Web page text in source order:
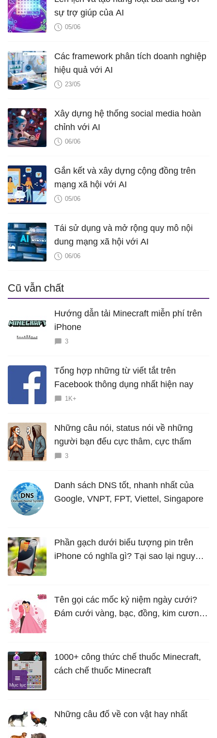
sự trợ giúp của AI
05/06
Các framework phân tích doanh nghiệp
hiệu quả với AI
23/05
Xây dựng hệ thống social media hoàn
chỉnh với AI
06/06
Gắn kết và xây dựng cộng đồng trên
mạng xã hội với AI
05/06
Tái sử dụng và mở rộng quy mô nội
dung mạng xã hội với AI
06/06
Cũ vẫn chất
Hướng dẫn tải Minecraft miễn phí trên
iPhone
3
Tổng hợp những từ viết tắt trên
Facebook thông dụng nhất hiện nay
1K+
Những câu nói, status nói về những
người bạn đểu cực thâm, cực thấm
3
Danh sách DNS tốt, nhanh nhất của
Google, VNPT, FPT, Viettel, Singapore
Phần gạch dưới biểu tượng pin trên
iPhone có nghĩa gì? Tại sao lại nguy
Tên gọi các mốc kỷ niệm ngày cưới?
Đám cưới vàng, bạc, đồng, kim cương
1000+ công thức chế thuốc Minecraft,
cách chế thuốc Minecraft
Những câu đố về con vật hay nhất